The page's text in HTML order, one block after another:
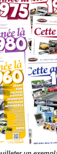
légales | Conditions